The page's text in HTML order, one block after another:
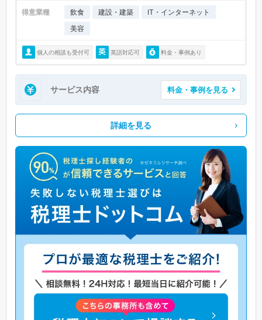
得意業種 飲食 建設・建築
IT・インターネット
美容
個人の相談も受付可 英語対応可 料金・事例あり
サービス内容 料金・事例を見る
詳細を見る